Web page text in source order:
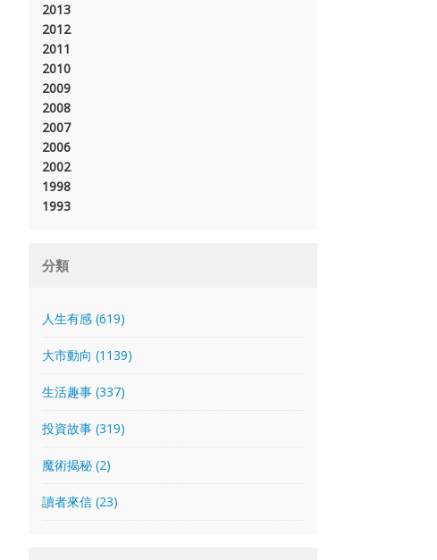
2013
2012
2011
2010
2009
2008
2007
2006
2002
1998
1993
分類
人生有感 (619)
大市動向 (1139)
生活趣事 (337)
投資故事 (319)
魔術揭秘 (2)
讀者來信 (23)